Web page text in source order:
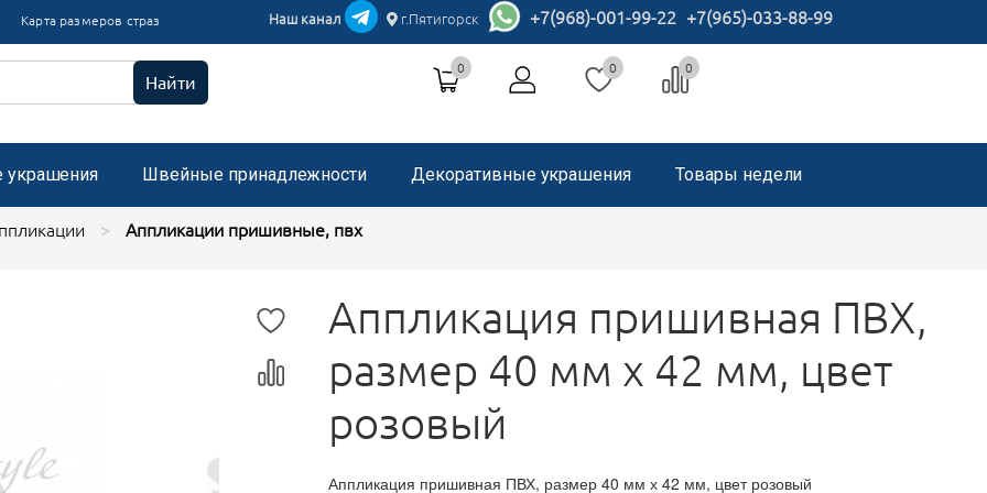
Карта размеров страз Наш канал г.Пятигорск +7(968)-001-99-22 +7(965)-033-88-99
Найти
0 0 0
украшения Швейные принадлежности Декоративные украшения
пришивные с микробисером
стразами, застежка "булавка"
Товары недели
Аппликации пришивные, пвх
Аппликация пришивная ПВХ,
размер 40 мм х 42 мм, цвет
розовый
Аппликация пришивная ПВХ, размер 40 мм х 42 мм, цвет розовый